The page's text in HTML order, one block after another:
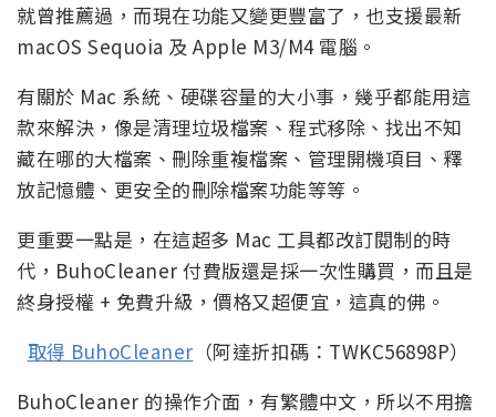
就曾推薦過，而現在功能又變更豐富了，也支援最新
macOS Sequoia 及 Apple M3/M4 電腦。
有關於 Mac 系統、硬碟容量的大小事，幾乎都能用這
款來解決，像是清理垃圾檔案、程式移除、找出不知
藏在哪的大檔案、刪除重複檔案、管理開機項目、釋
放記憶體、更安全的刪除檔案功能等等。
更重要一點是，在這超多 Mac 工具都改訂閱制的時
代，BuhoCleaner 付費版還是採一次性購買，而且是
終身授權 + 免費升級，價格又超便宜，這真的佛。
取得 BuhoCleaner （阿達折扣碼：TWKC56898P）
BuhoCleaner 的操作介面，有繁體中文，所以不用擔